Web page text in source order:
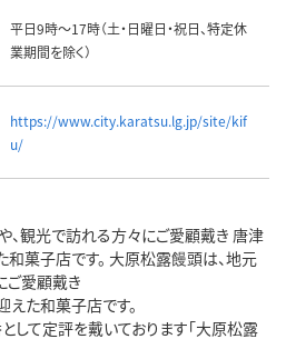
平日9時～17時（土・日曜日・祝日、特定休
業期間を除く）
https://www.city.karatsu.lg.jp/site/kif
u/
、観光で訪れる方々にご愛顧戴き 唐津
菓子店です。 大原松露饅頭は、地元
ご愛顧戴き
た和菓子店です。
して定評を戴いております「大原松露